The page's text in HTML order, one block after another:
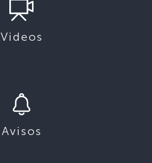
Videos
Avisos